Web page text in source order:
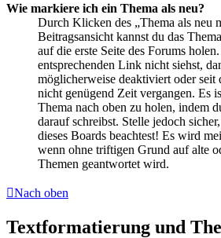
Wie markiere ich ein Thema als neu?
Durch Klicken des „Thema als neu
Beitragsansicht kannst du das
auf die erste Seite des Forums
entsprechenden Link nicht siehst,
möglicherweise deaktiviert oder
nicht genügend Zeit vergangen. Es
Thema nach oben zu holen, indem
darauf schreibst. Stelle jedoch
dieses Boards beachtest! Es wird
wenn ohne triftigen Grund auf alte
Themen geantwortet wird.
Nach oben
Textformatierung und